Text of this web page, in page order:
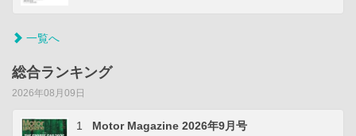
一覧へ
総合ランキング
2026年08月09日
1 Motor Magazine 2026年9月号